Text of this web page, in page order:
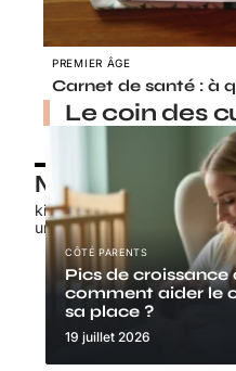
PREMIER ÂGE
Carnet de santé : à
Le coin des
CÔTÉ PARENTS
Pics de
comment aider le
sa place ?
19 juillet 2026
Nos petits
kids-promo.fr
unbrindefil.fr